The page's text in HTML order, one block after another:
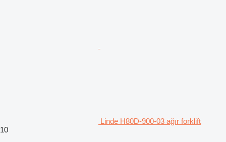
Linde H80D-900-03 ağır forklift
10